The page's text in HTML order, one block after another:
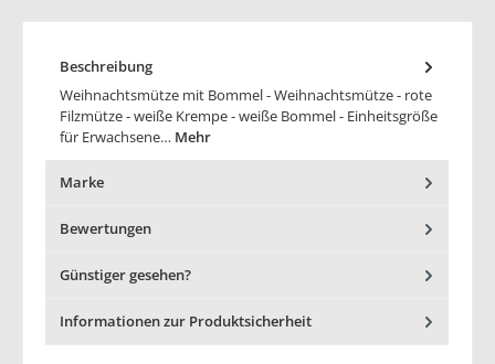
Beschreibung
Weihnachtsmütze mit Bommel - Weihnachtsmütze - rote
Filzmütze - weiße Krempe - weiße Bommel - Einheitsgröße
für Erwachsene… Mehr
Marke
Bewertungen
Günstiger gesehen?
Informationen zur Produktsicherheit